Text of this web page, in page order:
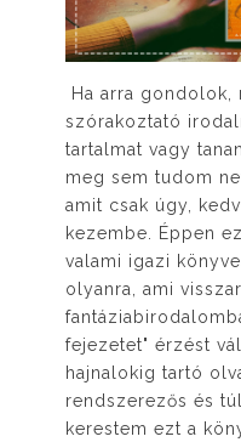
Ha arra gondolok,
szórakoztató
tartalmat vagy
meg sem tudom
amit csak úgy,
kezembe. Éppen
valami igazi
olyanra, ami
fejezetet" érzést
hajnalokig tartó
rendszerezős és
kerestem ezt a